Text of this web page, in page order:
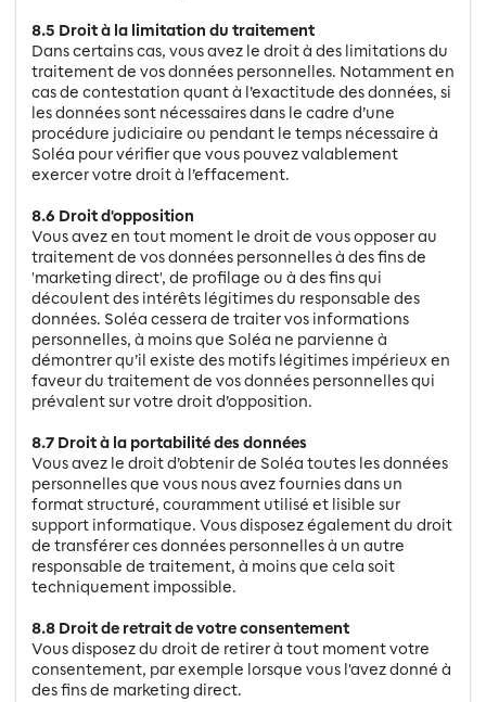
8.5 Droit à la limitation du traitement
Dans certains cas, vous avez le droit à des limitations du
traitement de vos données personnelles. Notamment en
cas de contestation quant à l’exactitude des données, si
les données sont nécessaires dans le cadre d’une
procédure judiciaire ou pendant le temps nécessaire à
Soléa pour vérifier que vous pouvez valablement
exercer votre droit à l’effacement.
8.6 Droit d'opposition
Vous avez en tout moment le droit de vous opposer au
traitement de vos données personnelles à des fins de
'marketing direct', de profilage ou à des fins qui
découlent des intérêts légitimes du responsable des
données. Soléa cessera de traiter vos informations
personnelles, à moins que Soléa ne parvienne à
démontrer qu’il existe des motifs légitimes impérieux en
faveur du traitement de vos données personnelles qui
prévalent sur votre droit d’opposition.
8.7 Droit à la portabilité des données
Vous avez le droit d’obtenir de Soléa toutes les données
personnelles que vous nous avez fournies dans un
format structuré, couramment utilisé et lisible sur
support informatique. Vous disposez également du droit
de transférer ces données personnelles à un autre
responsable de traitement, à moins que cela soit
techniquement impossible.
8.8 Droit de retrait de votre consentement
Vous disposez du droit de retirer à tout moment votre
consentement, par exemple lorsque vous l'avez donné à
des fins de marketing direct.